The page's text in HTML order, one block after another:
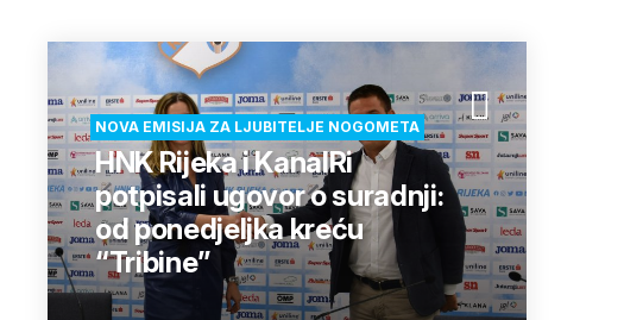
NOVA EMISIJA ZA LJUBITELJE NOGOMETA
HNK Rijeka i KanalRi
potpisali ugovor o suradnji:
od ponedjeljka kreću
“Tribine”